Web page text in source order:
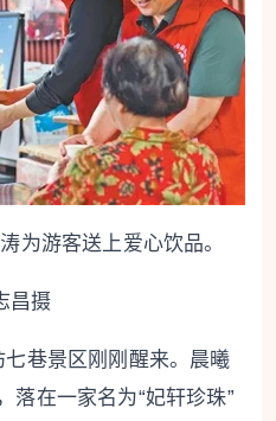
为游客送上爱心饮品。
昌摄
巷景区刚刚醒来。晨曦
落在一家名为“妃轩珍珠”